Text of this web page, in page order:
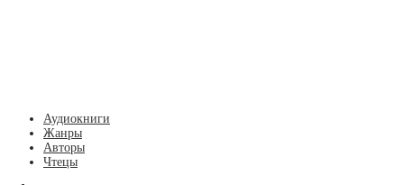
Аудиокниги
Жанры
Авторы
Чтецы